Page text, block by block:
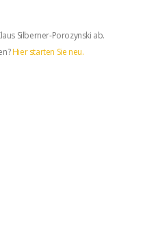
Silberner-Porozynski ab.
Hier starten Sie neu.